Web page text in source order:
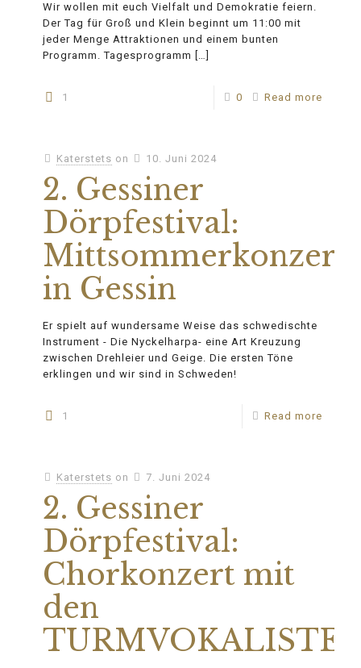
Wir wollen mit euch Vielfalt und Demokratie feiern.
Der Tag für Groß und Klein beginnt um 11:00 mit
jeder Menge Attraktionen und einem bunten
Programm. Tagesprogramm
[…]
1 0 Read more
Katerstets on 10. Juni 2024
2. Gessiner
Dörpfestival:
Mittsommerkonzert
in Gessin
Er spielt auf wundersame Weise das schwedischte
Instrument - Die Nyckelharpa- eine Art Kreuzung
zwischen Drehleier und Geige. Die ersten Töne
erklingen und wir sind in Schweden!
1 Read more
Katerstets on 7. Juni 2024
2. Gessiner
Dörpfestival:
Chorkonzert mit
den